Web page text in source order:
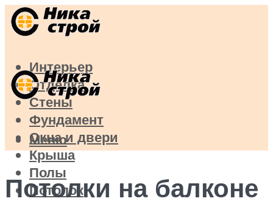
Интерьер
Отделка
Стены
Фундамент
Окна и двери
Крыша
Полы
Потолок
Меню
Потолки на балконе